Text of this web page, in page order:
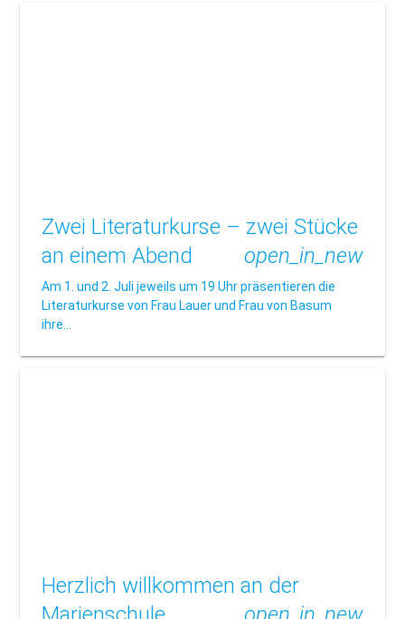
Zwei Literaturkurse – zwei Stücke
an einem Abend
open_in_new
Am 1. und 2. Juli jeweils um 19 Uhr präsentieren die
Literaturkurse von Frau Lauer und Frau von Basum
ihre…
Herzlich willkommen an der